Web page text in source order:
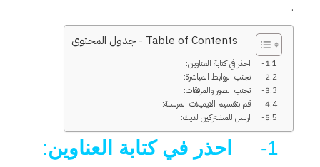
.
Table of Contents - جدول المحتوى
1- احذر في كتابة العناوين:
2- تجنب الروابط المباشرة:
3- تجنب الصور والمرفقات:
4- قم بتقسيم الايميلات المرسلة:
5- ارسل للمشتركين لديك:
1- احذر في كتابة العناوين: